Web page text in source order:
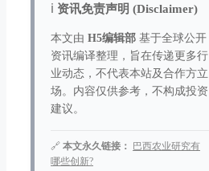
ℹ️ 资讯免责声明 (Disclaimer)
本文由 H5编辑部 基于全球公开
资讯编译整理，旨在传递更多行
业动态，不代表本站及合作方立
场。内容仅供参考，不构成投资
建议。
🔗 本文永久链接：
巴西农业研究有
哪些创新?